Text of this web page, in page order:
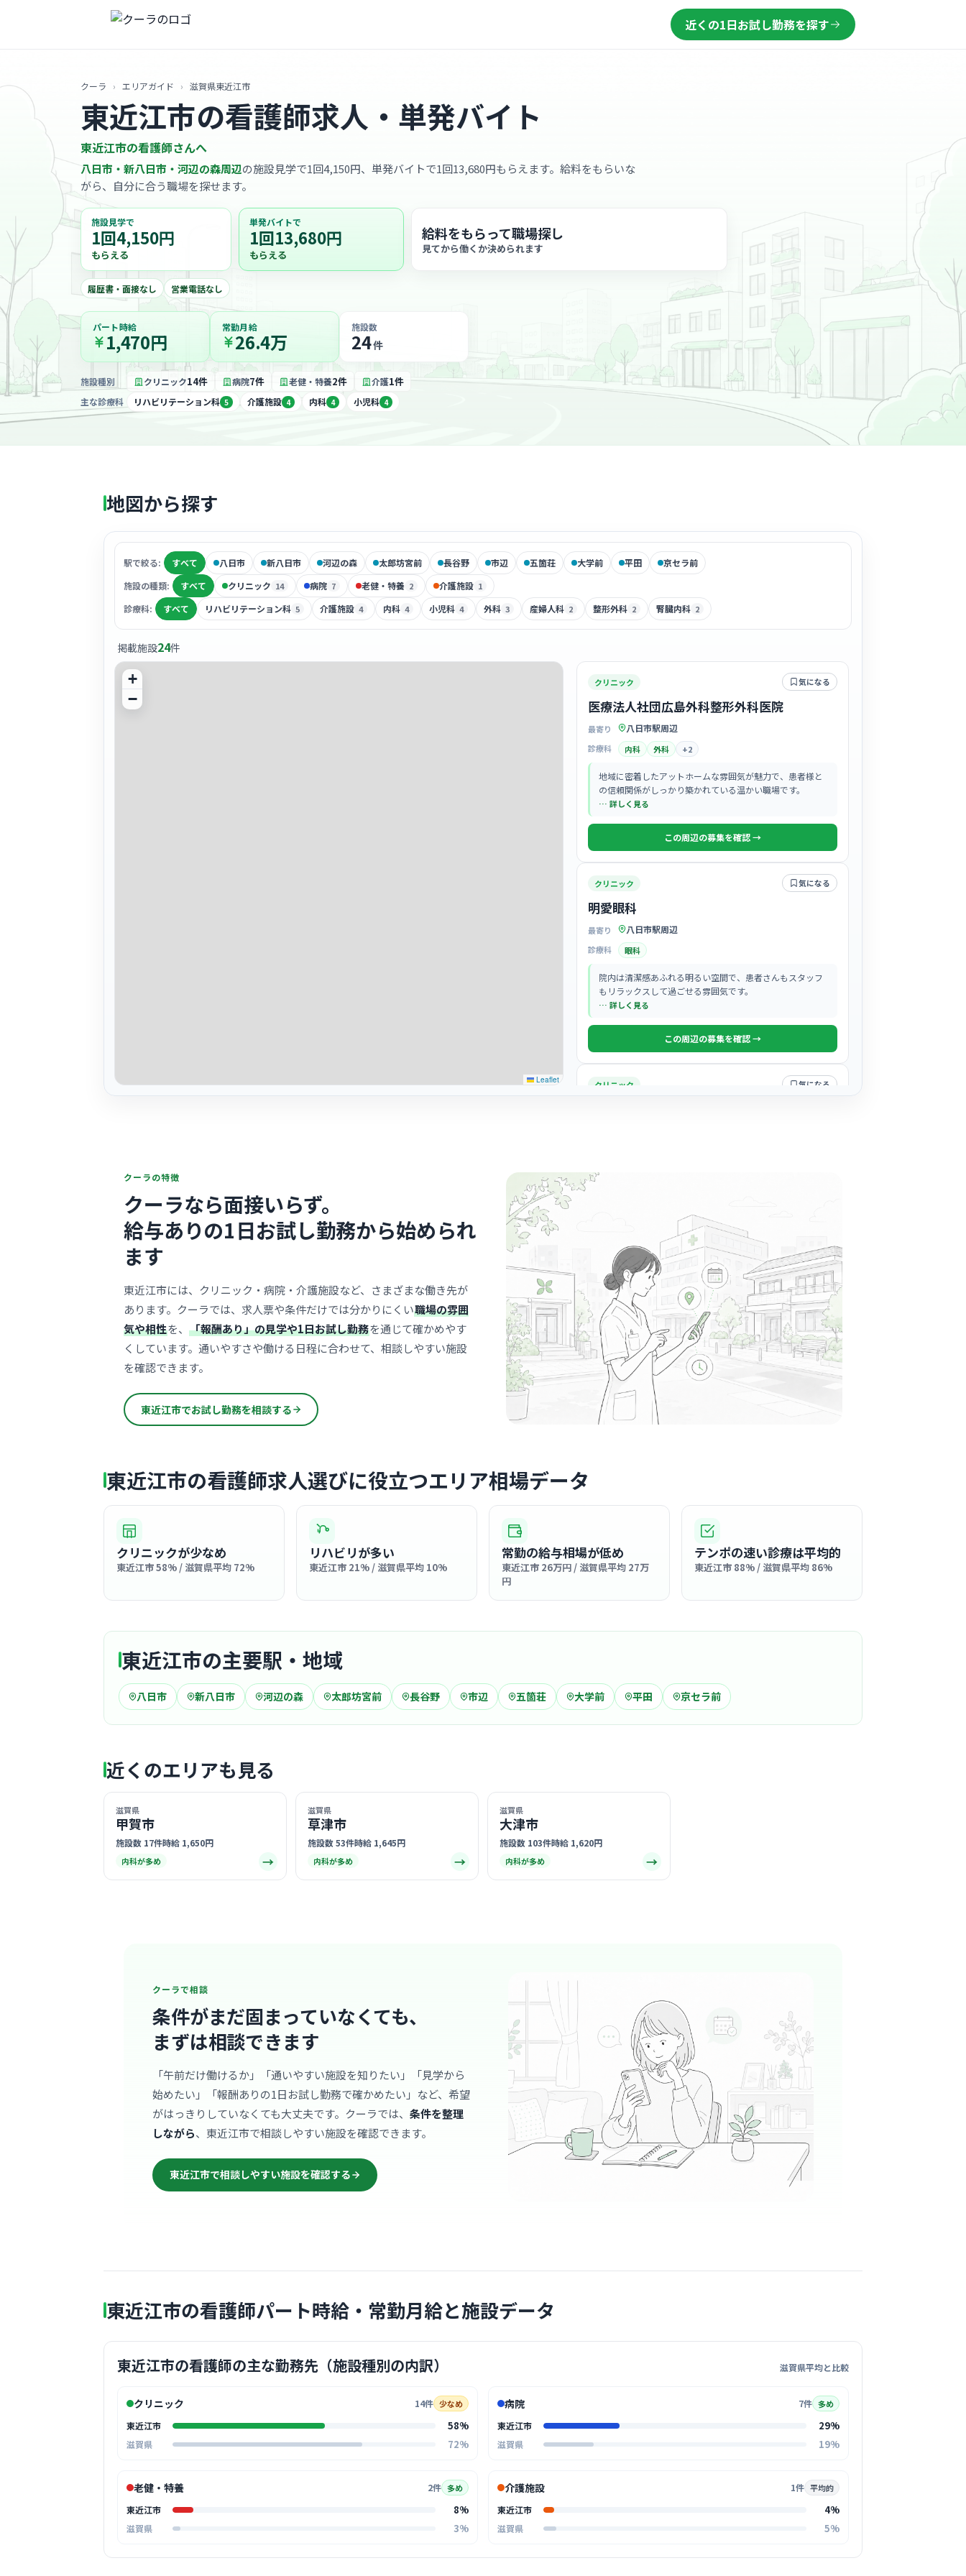
近くの1日お試し勤務を探す
クーラ › エリアガイド › 滋賀県東近江市
東近江市の看護師求人・単発バイト
東近江市の看護師さんへ
八日市・新八日市・河辺の森周辺の施設見学で1回4,150円、単発バイトで1回13,680円もらえます。給料をもらいな
がら、自分に合う職場を探せます。
施設見学で
1回4,150円
もらえる
単発バイトで
1回13,680円
もらえる
給料をもらって職場探し
見てから働くか決められます
履歴書・面接なし 営業電話なし
パート時給
1,470円
常勤月給
26.4万
施設数
24件
施設種別 クリニック14件 病院7件 老健・特養2件 介護1件
主な診療科 リハビリテーション科 5 介護施設 4 内科 4 小児科 4
地図から探す
駅で絞る: すべて 八日市 新八日市 河辺の森 太郎坊宮前 長谷野 市辺 五箇荘 大学前 平田
京セラ前
施設の種類:
すべて クリニック 14 病院 7 老健・特養 2 介護施設 1
診療科: すべて リハビリテーション科 5 介護施設 4 内科 4 小児科 4 外科 3 産婦人科 2 整形外科 2 腎臓内科 2
掲載施設24件
+
−
Leaflet
クリニック 気になる
医療法人社団広島外科整形外科医院
最寄り 八日市駅周辺
診療科 内科 外科 +2
地域に密着したアットホームな雰囲気が魅力で、患者様と
の信頼関係がしっかり築かれている温かい職場です。
… 詳しく見る
この周辺の募集を確認 →
クリニック 気になる
明愛眼科
最寄り 八日市駅周辺
診療科 眼科
院内は清潔感あふれる明るい空間で、患者さんもスタッフ
もリラックスして過ごせる雰囲気です。
… 詳しく見る
この周辺の募集を確認 →
クリニック 気になる
地域に根ざした「かかりつけ医」として、患者様一人ひと
この周辺の募集を確認 →
病院 気になる
青葉メディカル ウェル青葉)
医療法人社団幸信会(青葉病院
最寄り
新八日市駅周辺
診療科 介護施設
スタッフ間のコミュニケーションが活発で、お互いを思い
やる温かい雰囲気の中で気持ちよく働くことができます。
… 詳しく見る
最寄り
アットホームな雰囲気が自慢の職場で、スタッフ同士が和
… 詳しく見る
病院
職場の風通しが良く、職種を越えてスタッフ全員が協力し
スして過ごせるような温かみのある雰囲気が大切にされて
います。
… 詳しく見る
この周辺の募集を確認 →
老健・特養
特別養護老人ホーム カルナハウス
社会福祉法人慈照会
最寄り
河辺の森駅周辺
この周辺の募集を確認 →
医療法人 笠原レディースクリニック
ホテルのような清潔感と高級感がある施設で、患者様はも
ちろんスタッフも気持ちよく過ごせる綺麗な職場です。
クーラの特徴
クーラなら面接いらず。
給与ありの1日お試し勤務から始められ
ます
東近江市には、クリニック・病院・介護施設など、さまざまな働き先が
あります。クーラでは、求人票や条件だけでは分かりにくい職場の雰囲
気や相性を、 「報酬あり」の見学や1日お試し勤務を通じて確かめやす
くしています。通いやすさや働ける日程に合わせて、相談しやすい施設
を確認できます。
東近江市でお試し勤務を相談する
東近江市の看護師求人選びに役立つエリア相場データ
クリニックが少なめ
東近江市 58% / 滋賀県平均 72%
リハビリが多い
東近江市 21% / 滋賀県平均 10%
常勤の給与相場が低め
東近江市 26万円 / 滋賀県平均 27万
円
テンポの速い診療は平均的
東近江市 88% / 滋賀県平均 86%
東近江市の主要駅・地域
八日市 新八日市 河辺の森 太郎坊宮前 長谷野 市辺 五箇荘 大学前 平田 京セラ前
近くのエリアも見る
滋賀県
甲賀市
施設数 17件時給 1,650円
内科が多め →
滋賀県
草津市
施設数 53件時給 1,645円
内科が多め →
滋賀県
大津市
施設数 103件時給 1,620円
内科が多め →
クーラで相談
条件がまだ固まっていなくても、
まずは相談できます
「午前だけ働けるか」「通いやすい施設を知りたい」「見学から
始めたい」「報酬ありの1日お試し勤務で確かめたい」など、希望
がはっきりしていなくても大丈夫です。クーラでは、 条件を整理
しながら、東近江市で相談しやすい施設を確認できます。
東近江市で相談しやすい施設を確認する
東近江市の看護師パート時給・常勤月給と施設データ
東近江市の看護師の主な勤務先（施設種別の内訳） 滋賀県平均と比較
クリニック 14件 少なめ
東近江市 58%
滋賀県 72%
病院 7件 多め
東近江市 29%
滋賀県 19%
老健・特養 2件 多め
東近江市 8%
滋賀県 3%
介護施設 1件 平均的
東近江市 4%
滋賀県 5%